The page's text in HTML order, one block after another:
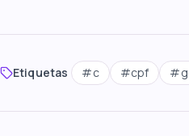
Etiquetas #c #cpf #